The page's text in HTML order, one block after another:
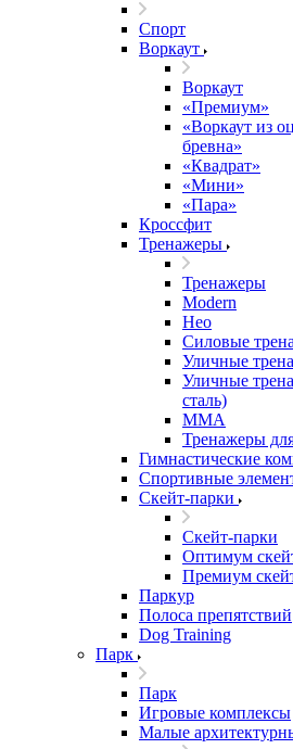
Спорт
Воркаут
Воркаут
«Премиум»
«Воркаут из
бревна»
«Квадрат»
«Мини»
«Пара»
Кроссфит
Тренажеры
Тренажеры
Modern
Нео
Силовые
Уличные
Уличные
сталь)
ММА
Тренажеры
Гимнастические
Спортивные
Скейт-парки
Скейт-парки
Оптимум
Премиум
Паркур
Полоса препятствий
Dog Training
Парк
Парк
Игровые комплексы
Малые